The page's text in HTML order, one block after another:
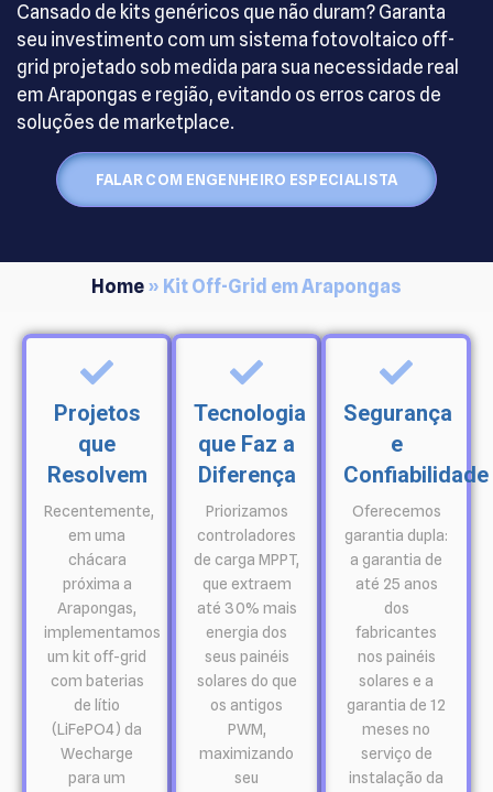
Cansado de kits genéricos que não duram? Garanta
seu investimento com um sistema fotovoltaico off-
grid projetado sob medida para sua necessidade real
em Arapongas e região, evitando os erros caros de
soluções de marketplace.
FALAR COM ENGENHEIRO ESPECIALISTA
Home » Kit Off-Grid em Arapongas
Projetos
que
Resolvem
Recentemente,
em uma
chácara
próxima a
Arapongas,
implementamos
um kit off-grid
com baterias
de lítio
(LiFePO4) da
Wecharge
para um
Tecnologia
que Faz a
Diferença
Priorizamos
controladores
de carga MPPT,
que extraem
até 30% mais
energia dos
seus painéis
solares do que
os antigos
PWM,
maximizando
seu
Segurança
e
Confiabilidade
Oferecemos
garantia dupla:
a garantia de
até 25 anos
dos
fabricantes
nos painéis
solares e a
garantia de 12
meses no
serviço de
instalação da